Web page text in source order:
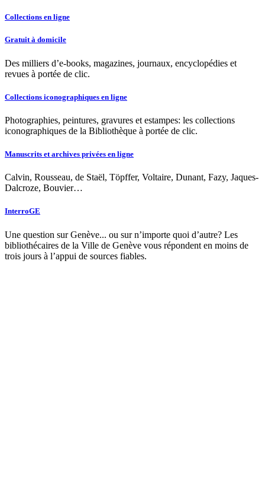
Collections en ligne
Gratuit à domicile
Des milliers d’e-books, magazines, journaux, encyclopédies et
revues à portée de clic.
Collections iconographiques en ligne
Photographies, peintures, gravures et estampes: les collections
iconographiques de la Bibliothèque à portée de clic.
Manuscrits et archives privées en ligne
Calvin, Rousseau, de Staël, Töpffer, Voltaire, Dunant, Fazy, Jaques-
Dalcroze, Bouvier…
InterroGE
Une question sur Genève... ou sur n’importe quoi d’autre? Les
bibliothécaires de la Ville de Genève vous répondent en moins de
trois jours à l’appui de sources fiables.